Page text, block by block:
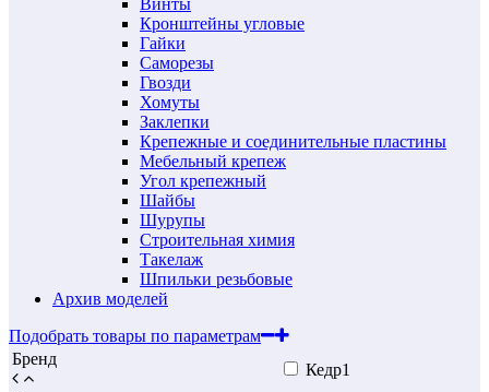
Винты
Кронштейны угловые
Гайки
Саморезы
Гвозди
Хомуты
Заклепки
Крепежные и соединительные пластины
Мебельный крепеж
Угол крепежный
Шайбы
Шурупы
Строительная химия
Такелаж
Шпильки резьбовые
Архив моделей
Подобрать товары по параметрам
Бренд
Кедр1